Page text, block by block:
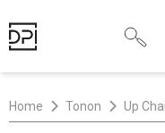
Home Tonon Up